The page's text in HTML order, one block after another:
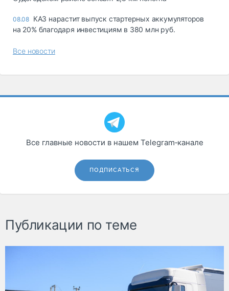
08.08 КАЗ нарастит выпуск стартерных аккумуляторов
на 20% благодаря инвестициям в 380 млн руб.
Все новости
Все главные новости в нашем Telegram‑канале
ПОДПИСАТЬСЯ
Публикации по теме